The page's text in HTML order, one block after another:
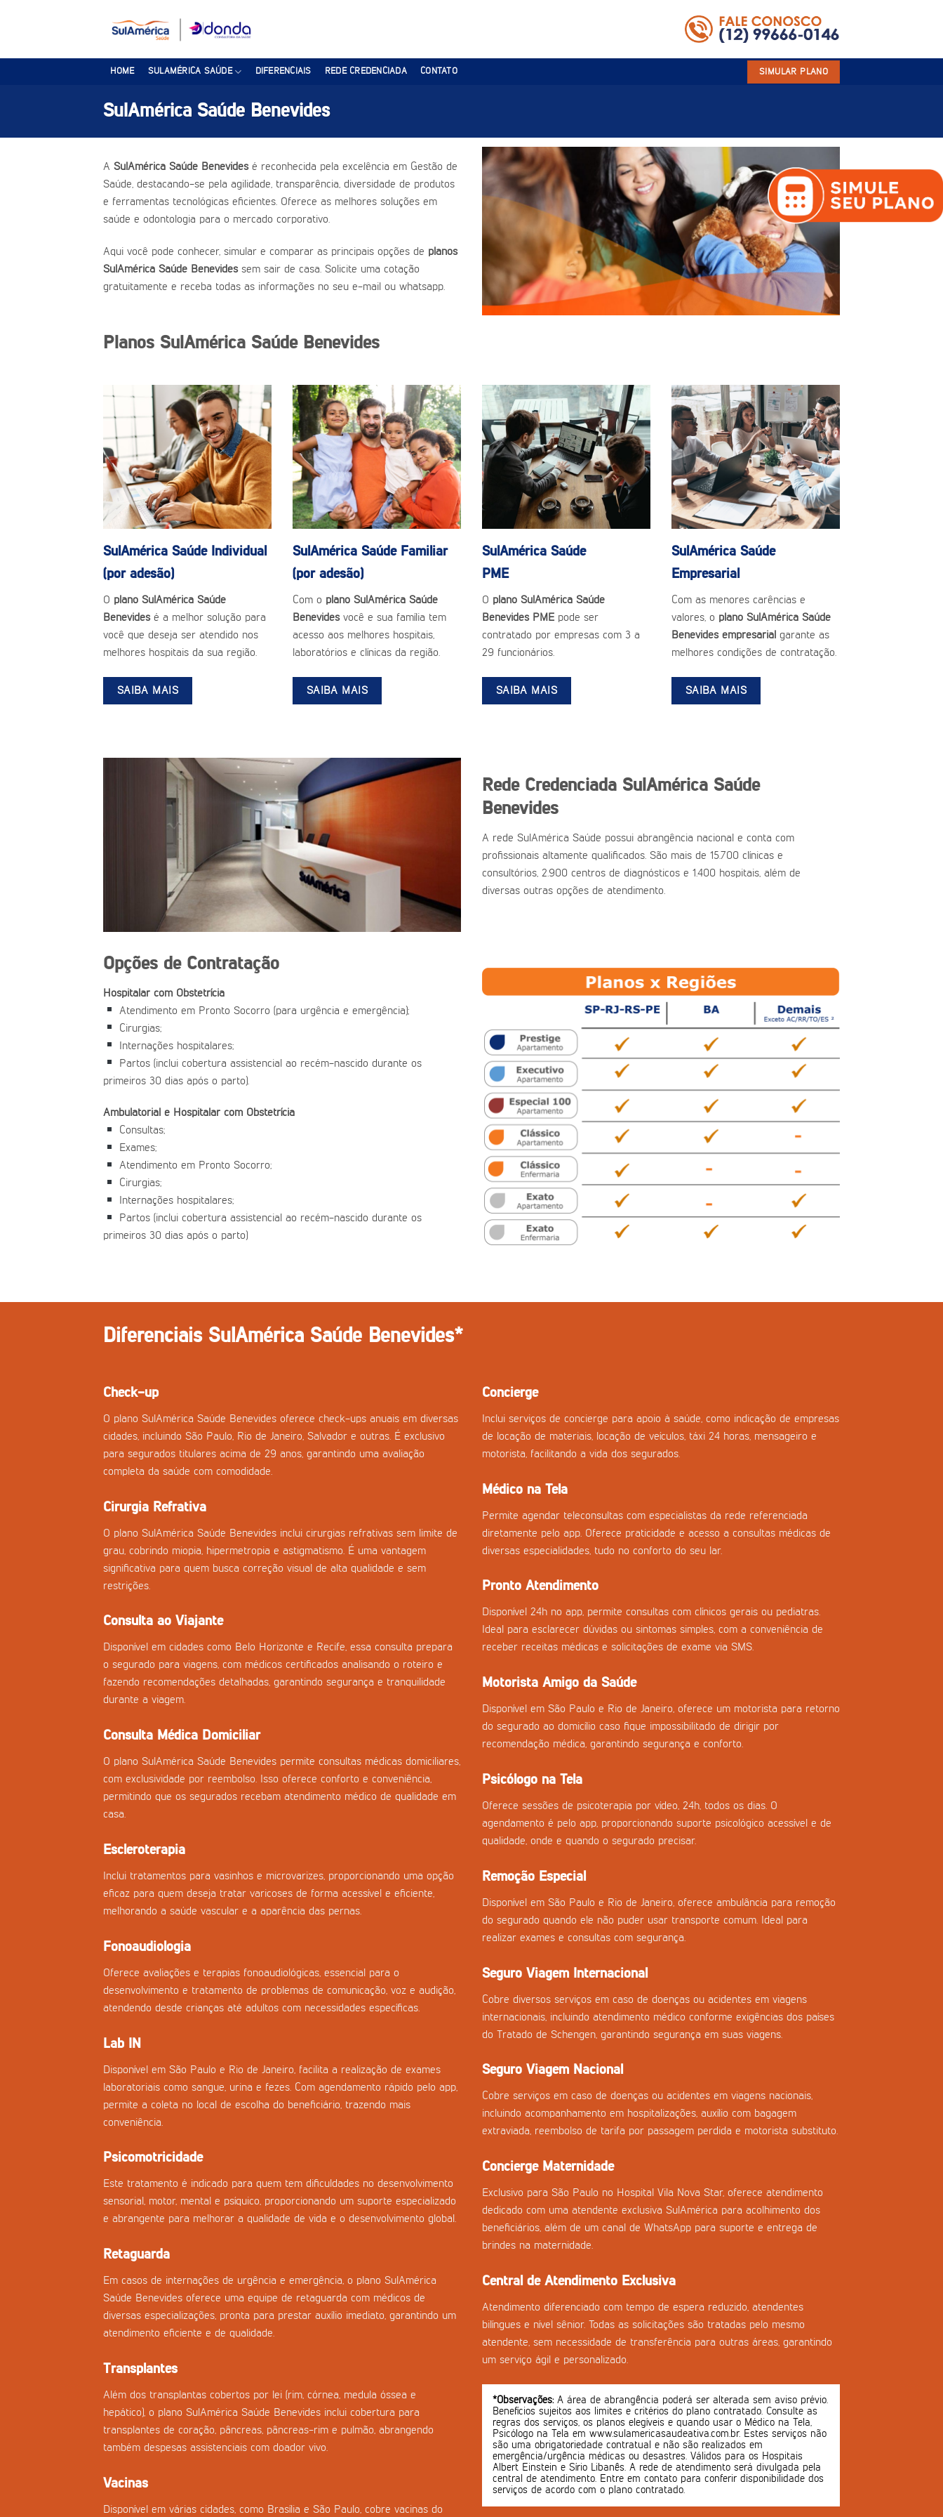
HOME SULAMÉRICA SAÚDE DIFERENCIAIS REDE CREDENCIADA CONTATO SIMULAR PLANO
SulAmérica Saúde Benevides
A SulAmérica Saúde Benevidesé reconhecida pela excelência em Gestão de
Saúde, destacando-se pela agilidade, transparência, diversidade de produtos
e ferramentas tecnológicas eficientes. Oferece as melhores soluções em
saúde e odontologia para o mercado corporativo.
Aqui você pode conhecer, simular e comparar as principais opções de planos
SulAmérica Saúde Benevides sem sair de casa. Solicite uma cotação
gratuitamente e receba todas as informações no seu e-mail ou whatsapp.
Planos SulAmérica Saúde Benevides
SulAmérica Saúde Individual
(por adesão)
O plano SulAmérica Saúde
Benevidesé a melhor solução para
você que deseja ser atendido nos
melhores hospitais da sua região.
SAIBA MAIS
SulAmérica Saúde Familiar
(por adesão)
Com o plano SulAmérica Saúde
Benevides você e sua família tem
acesso aos melhores hospitais,
laboratórios e clínicas da região.
SAIBA MAIS
SulAmérica Saúde
PME
O plano SulAmérica Saúde
Benevides PME pode ser
contratado por empresas com 3 a
29 funcionários.
SAIBA MAIS
SulAmérica Saúde
Empresarial
Com as menores carências e
valores, o plano SulAmérica Saúde
Benevides empresarial garante as
melhores condições de contratação.
SAIBA MAIS
Rede Credenciada SulAmérica Saúde
Benevides
A rede SulAmérica Saúde possui abrangência nacional e conta com
profissionais altamente qualificados. São mais de 15.700 clínicas e
consultórios, 2.900 centros de diagnósticos e 1.400 hospitais, além de
diversas outras opções de atendimento.
Opções de Contratação
Hospitalar com Obstetrícia
Atendimento em Pronto Socorro (para urgência e emergência);
Cirurgias;
Internações hospitalares;
Partos (inclui cobertura assistencial ao recém-nascido durante os
primeiros 30 dias após o parto).
Ambulatorial e Hospitalar com Obstetrícia
Consultas;
Exames;
Atendimento em Pronto Socorro;
Cirurgias;
Internações hospitalares;
Partos (inclui cobertura assistencial ao recém-nascido durante os
primeiros 30 dias após o parto)
Diferenciais SulAmérica Saúde Benevides*
Check-up
O plano SulAmérica Saúde Benevides oferece check-ups anuais em diversas
cidades, incluindo São Paulo, Rio de Janeiro, Salvador e outras. É exclusivo
para segurados titulares acima de 29 anos, garantindo uma avaliação
completa da saúde com comodidade.
Cirurgia Refrativa
O plano SulAmérica Saúde Benevides inclui cirurgias refrativas sem limite de
grau, cobrindo miopia, hipermetropia e astigmatismo. É uma vantagem
significativa para quem busca correção visual de alta qualidade e sem
restrições.
Consulta ao Viajante
Disponível em cidades como Belo Horizonte e Recife, essa consulta prepara
o segurado para viagens, com médicos certificados analisando o roteiro e
fazendo recomendações detalhadas, garantindo segurança e tranquilidade
durante a viagem.
Consulta Médica Domiciliar
O plano SulAmérica Saúde Benevides permite consultas médicas domiciliares,
com exclusividade por reembolso. Isso oferece conforto e conveniência,
permitindo que os segurados recebam atendimento médico de qualidade em
casa.
Escleroterapia
Inclui tratamentos para vasinhos e microvarizes, proporcionando uma opção
eficaz para quem deseja tratar varicoses de forma acessível e eficiente,
melhorando a saúde vascular e a aparência das pernas.
Fonoaudiologia
Oferece avaliações e terapias fonoaudiológicas, essencial para o
desenvolvimento e tratamento de problemas de comunicação, voz e audição,
atendendo desde crianças até adultos com necessidades específicas.
Lab IN
Disponível em São Paulo e Rio de Janeiro, facilita a realização de exames
laboratoriais como sangue, urina e fezes. Com agendamento rápido pelo app,
permite a coleta no local de escolha do beneficiário, trazendo mais
conveniência.
Psicomotricidade
Este tratamento é indicado para quem tem dificuldades no desenvolvimento
sensorial, motor, mental e psíquico, proporcionando um suporte especializado
e abrangente para melhorar a qualidade de vida e o desenvolvimento global.
Retaguarda
Em casos de internações de urgência e emergência, o plano SulAmérica
Saúde Benevides oferece uma equipe de retaguarda com médicos de
diversas especializações, pronta para prestar auxílio imediato, garantindo um
atendimento eficiente e de qualidade.
Transplantes
Além dos transplantas cobertos por lei (rim, córnea, medula óssea e
hepático), o plano SulAmérica Saúde Benevides inclui cobertura para
transplantes de coração, pâncreas, pâncreas-rim e pulmão, abrangendo
também despesas assistenciais com doador vivo.
Vacinas
Disponível em várias cidades, como Brasília e São Paulo, cobre vacinas do
Concierge
Inclui serviços de concierge para apoio à saúde, como indicação de empresas
de locação de materiais, locação de veículos, táxi 24 horas, mensageiro e
motorista, facilitando a vida dos segurados.
Médico na Tela
Permite agendar teleconsultas com especialistas da rede referenciada
diretamente pelo app. Oferece praticidade e acesso a consultas médicas de
diversas especialidades, tudo no conforto do seu lar.
Pronto Atendimento
Disponível 24h no app, permite consultas com clínicos gerais ou pediatras.
Ideal para esclarecer dúvidas ou sintomas simples, com a conveniência de
receber receitas médicas e solicitações de exame via SMS.
Motorista Amigo da Saúde
Disponível em São Paulo e Rio de Janeiro, oferece um motorista para retorno
do segurado ao domicílio caso fique impossibilitado de dirigir por
recomendação médica, garantindo segurança e conforto.
Psicólogo na Tela
Oferece sessões de psicoterapia por vídeo, 24h, todos os dias. O
agendamento é pelo app, proporcionando suporte psicológico acessível e de
qualidade, onde e quando o segurado precisar.
Remoção Especial
Disponível em São Paulo e Rio de Janeiro, oferece ambulância para remoção
do segurado quando ele não puder usar transporte comum. Ideal para
realizar exames e consultas com segurança.
Seguro Viagem Internacional
Cobre diversos serviços em caso de doenças ou acidentes em viagens
internacionais, incluindo atendimento médico conforme exigências dos países
do Tratado de Schengen, garantindo segurança em suas viagens.
Seguro Viagem Nacional
Cobre serviços em caso de doenças ou acidentes em viagens nacionais,
incluindo acompanhamento em hospitalizações, auxílio com bagagem
extraviada, reembolso de tarifa por passagem perdida e motorista substituto.
Concierge Maternidade
Exclusivo para São Paulo no Hospital Vila Nova Star, oferece atendimento
dedicado com uma atendente exclusiva SulAmérica para acolhimento dos
beneficiários, além de um canal de WhatsApp para suporte e entrega de
brindes na maternidade.
Central de Atendimento Exclusiva
Atendimento diferenciado com tempo de espera reduzido, atendentes
bilíngues e nível sênior. Todas as solicitações são tratadas pelo mesmo
atendente, sem necessidade de transferência para outras áreas, garantindo
um serviço ágil e personalizado.
*Observações:A área de abrangência poderá ser alterada sem aviso prévio.
Benefícios sujeitos aos limites e critérios do plano contratado. Consulte as
regras dos serviços, os planos elegíveis e quando usar o Médico na Tela,
Psicólogo na Tela em www.sulamericasaudeativa.com.br. Estes serviços não
são uma obrigatoriedade contratual e não são realizados em
emergência/urgência médicas ou desastres. Válidos para os Hospitais
Albert Einstein e Sírio Libanês. A rede de atendimento será divulgada pela
central de atendimento. Entre em contato para conferir disponibilidade dos
serviços de acordo com o plano contratado.